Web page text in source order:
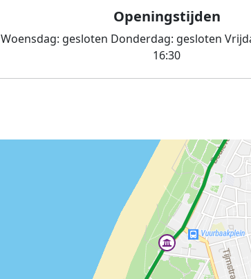
Openingstijden
Woensdag: gesloten Donderdag: gesloten
16:30